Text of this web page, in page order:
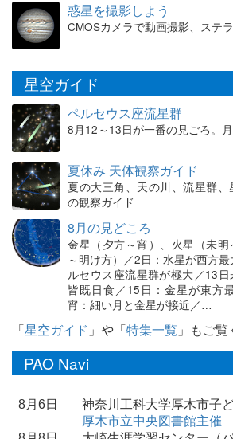
惑星を撮影しよう
CMOSカメラで動画撮影、ステ
星空ガイド
ペルセウス座流星群
8月12～13日が一番の見ごろ。
夏休み 天体観察ガイド
夏の大三角、天の川、流星群
の観察ガイド
8月の見どころ
金星（夕方～宵）、火星（未
～明け方）／2日：水星が西方
ルセウス座流星群が極大／13
皆既日食／15日：金星が東方
宵：細い月と金星が接近／…
「星空ガイド 」や「特集一覧 」もご
PAO Navi